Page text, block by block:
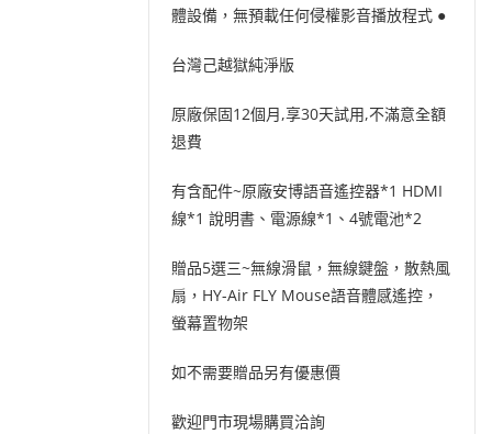
體設備，無預載任何侵權影音播放程式 ●
台灣己越獄純淨版
原廠保固12個月,享30天試用,不滿意全額
退費
有含配件~原廠安博語音遙控器*1 HDMI
線*1 說明書、電源線*1、4號電池*2
贈品5選三~無線滑鼠，無線鍵盤，散熱風
扇，HY-Air FLY Mouse語音體感遙控，
螢幕置物架
如不需要贈品另有優惠價
歡迎門市現場購買洽詢